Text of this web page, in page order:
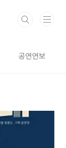
공연연보